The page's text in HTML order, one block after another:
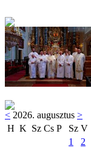
< 2026. augusztus >
H K Sz Cs P Sz V
1
2